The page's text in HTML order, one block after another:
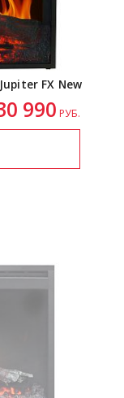
FX New
990 РУБ.